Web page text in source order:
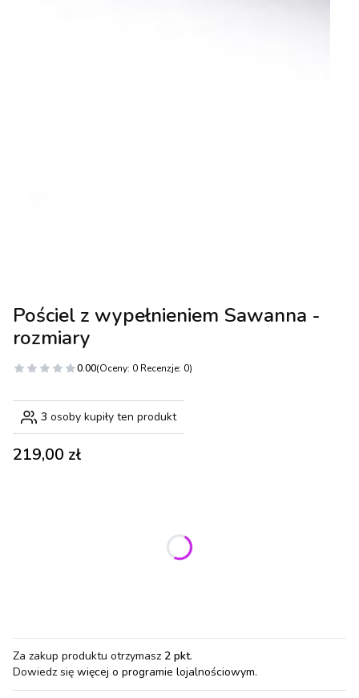
Pościel z wypełnieniem Sawanna -
rozmiary
0.00(Oceny: 0 Recenzje: 0)
3 osoby kupiły ten produkt
Cena
219,00 zł
Za zakup produktu otrzymasz 2 pkt.
Dowiedz się więcej o programie lojalnościowym.